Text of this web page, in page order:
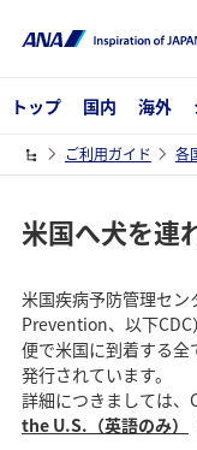
トップ 国内 海外
ご利用ガイド 各
米国へ犬を連
米国疾病予防管理セ
Prevention、以下
便で米国に到着する
発行されています。
詳細につきましては、
the U.S.（英語のみ）